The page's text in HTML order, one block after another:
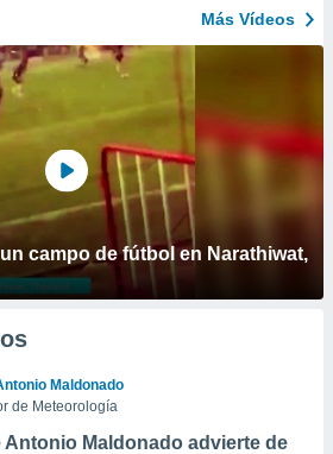
Más Vídeos
campo de fútbol en Narathiwat,
Maldonado
de Meteorología
Antonio Maldonado advierte de